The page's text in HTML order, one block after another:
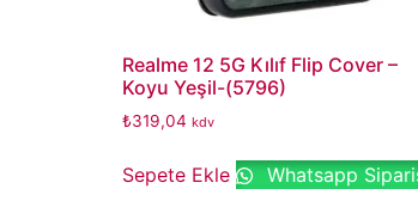
Realme 12 5G Kılıf Flip Cover –
Koyu Yeşil-(5796)
₺319,04 kdv
Sepete Ekle Whatsapp